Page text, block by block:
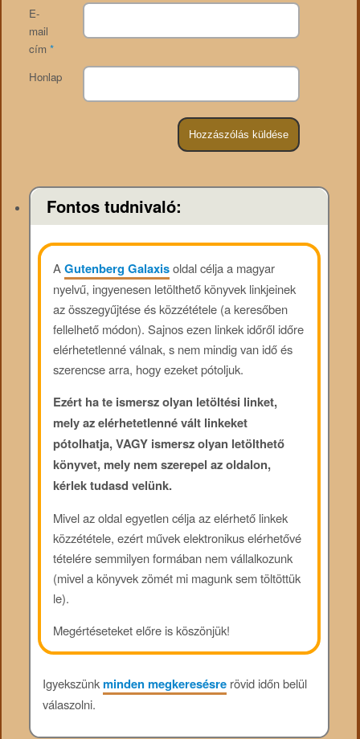
E-
mail
cím *
Honlap
Fontos tudnivaló:
AGutenberg Galaxisoldal célja a magyar
nyelvű, ingyenesen letölthető könyvek linkjeinek
az összegyűjtése és közzététele (a keresőben
fellelhető módon). Sajnos ezen linkek időről időre
elérhetetlenné válnak, s nem mindig van idő és
szerencse arra, hogy ezeket pótoljuk.
Ezért ha te ismersz olyan letöltési linket,
mely az elérhetetlenné vált linkeket
pótolhatja, VAGY ismersz olyan letölthető
könyvet, mely nem szerepel az oldalon,
kérlek tudasd velünk.
Mivel az oldal egyetlen célja az elérhető linkek
közzététele, ezért művek elektronikus elérhetővé
tételére semmilyen formában nem vállalkozunk
(mivel a könyvek zömét mi magunk sem töltöttük
le).
Megértéseteket előre is köszönjük!
Igyekszünkminden megkeresésrerövid időn belül
válaszolni.